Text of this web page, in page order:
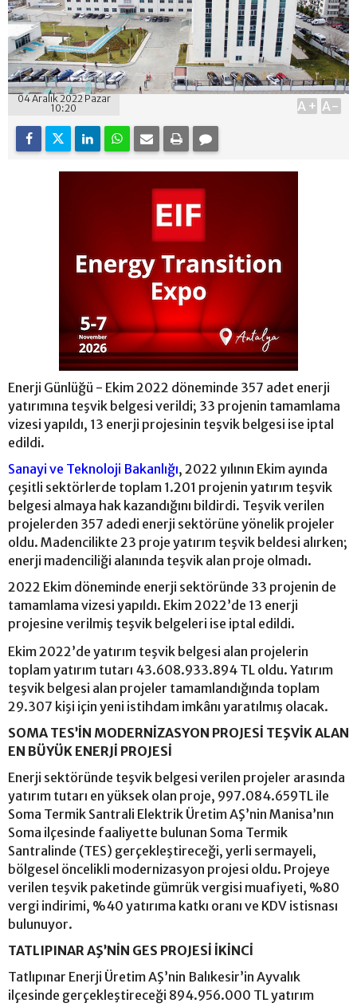
04 Aralık 2022 Pazar
10:20
A+ A-
Enerji Günlüğü - Ekim 2022 döneminde 357 adet enerji
yatırımına teşvik belgesi verildi; 33 projenin tamamlama
vizesi yapıldı, 13 enerji projesinin teşvik belgesi ise iptal
edildi.
Sanayi ve Teknoloji Bakanlığı, 2022 yılının Ekim ayında
çeşitli sektörlerde toplam 1.201 projenin yatırım teşvik
belgesi almaya hak kazandığını bildirdi. Teşvik verilen
projelerden 357 adedi enerji sektörüne yönelik projeler
oldu. Madencilikte 23 proje yatırım teşvik beldesi alırken;
enerji madenciliği alanında teşvik alan proje olmadı.
2022 Ekim döneminde enerji sektöründe 33 projenin de
tamamlama vizesi yapıldı. Ekim 2022’de 13 enerji
projesine verilmiş teşvik belgeleri ise iptal edildi.
Ekim 2022’de yatırım teşvik belgesi alan projelerin
toplam yatırım tutarı 43.608.933.894 TL oldu. Yatırım
teşvik belgesi alan projeler tamamlandığında toplam
29.307 kişi için yeni istihdam imkânı yaratılmış olacak.
SOMA TES’İN MODERNİZASYON PROJESİ TEŞVİK ALAN
EN BÜYÜK ENERJİ PROJESİ
Enerji sektöründe teşvik belgesi verilen projeler arasında
yatırım tutarı en yüksek olan proje, 997.084.659TL ile
Soma Termik Santrali Elektrik Üretim AŞ’nin Manisa’nın
Soma ilçesinde faaliyette bulunan Soma Termik
Santralinde (TES) gerçekleştireceği, yerli sermayeli,
bölgesel öncelikli modernizasyon projesi oldu. Projeye
verilen teşvik paketinde gümrük vergisi muafiyeti, %80
vergi indirimi, %40 yatırıma katkı oranı ve KDV istisnası
bulunuyor.
TATLIPINAR AŞ’NİN GES PROJESİ İKİNCİ
Tatlıpınar Enerji Üretim AŞ’nin Balıkesir’in Ayvalık
ilçesinde gerçekleştireceği 894.956.000 TL yatırım